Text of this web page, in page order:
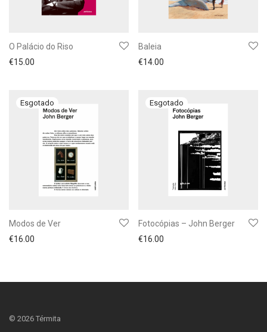
O Palácio do Riso
€15.00
Baleia
€14.00
Modos de Ver
€16.00
Fotocópias – John Berger
€16.00
© 2026 Térmita